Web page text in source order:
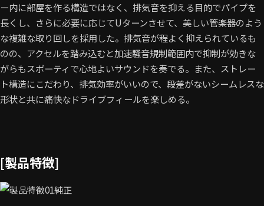
ー内に部屋を作る構造ではなく、排気音を抑える目的でパイプを
長くし、さらに必要に応じてUターンさせて、美しい管楽器のよう
な複雑な取り回しを採用した。排気音が程よく抑えられているも
のの、アクセルを踏み込むと加速騒音規制範囲内で抑制が効きな
がらもスポーティで心地よいサウンドを奏でる。また、ストレー
ト構造にこだわり、排気効率がいいので、段差がないシームレスな
形状と共に痛快なドライブフィールを楽しめる。
[製品特徴]